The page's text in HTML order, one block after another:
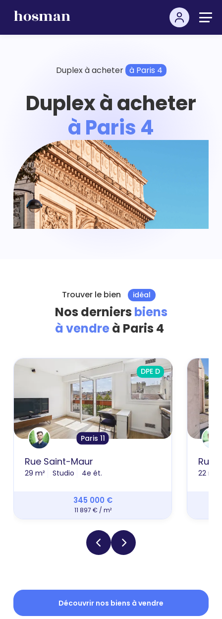
Duplex à acheter à Paris 4
Duplex à acheter
à Paris 4
Trouver le bien idéal
Nos derniers biens
à vendre à Paris 4
DPE D
Paris 11
Rue Saint-Maur
29 m² Studio 4e ét.
345 000 €
11 897 € / m²
Rue
22 m²
Découvrir nos biens à vendre